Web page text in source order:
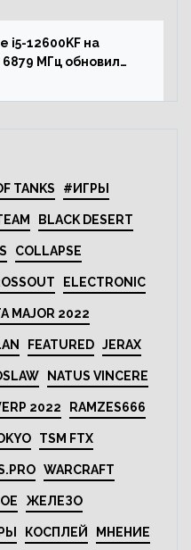
i5-12600KF на
6879 МГц обновил
TANKS #ИГРЫ
BLACK DESERT
COLLAPSE
ELECTRONIC
MAJOR 2022
FEATURED JERAX
NATUS VINCERE
2022 RAMZES666
TSM FTX
WARCRAFT
ЖЕЛЕЗО
КОСПЛЕЙ МНЕНИЕ